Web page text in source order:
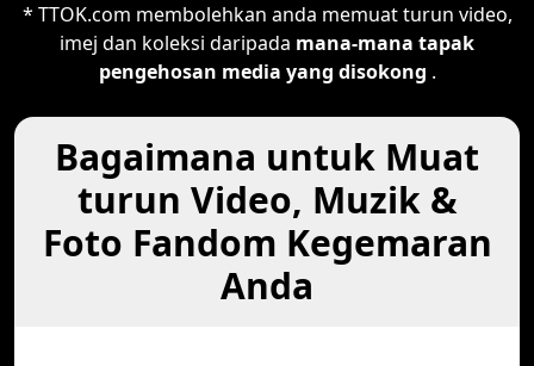
* TTOK.com membolehkan anda memuat turun video,
imej dan koleksi daripada mana-mana tapak
pengehosan media yang disokong .
Bagaimana untuk Muat
turun Video, Muzik &
Foto Fandom Kegemaran
Anda